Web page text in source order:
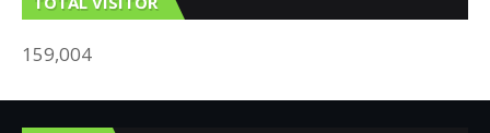
159,004